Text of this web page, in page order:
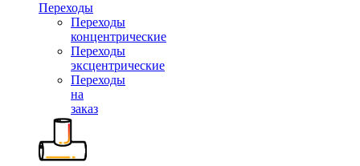
Переходы
Переходы
концентрические
Переходы
эксцентрические
Переходы
на
заказ